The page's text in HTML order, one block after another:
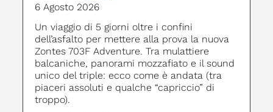
6 Agosto 2026
Un viaggio di 5 giorni oltre i confini
dell’asfalto per mettere alla prova la nuova
Zontes 703F Adventure. Tra mulattiere
balcaniche, panorami mozzafiato e il sound
unico del triple: ecco come è andata (tra
piaceri assoluti e qualche “capriccio” di
troppo).